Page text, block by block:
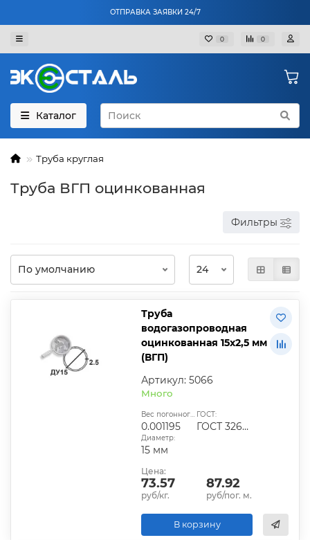
ОТПРАВКА ЗАЯВКИ 24/7
0 0
Каталог
Труба круглая
Труба ВГП оцинкованная
Фильтры
Труба
водогазопроводная
оцинкованная 15х2,5 мм
(ВГП)
Артикул: 5066
Много
Вес погонного метра, т.:
0.001195
ГОСТ:
ГОСТ 3262-75
Диаметр:
15 мм
Цена:
73.57
руб/кг.
87.92
руб/пог. м.
В корзину